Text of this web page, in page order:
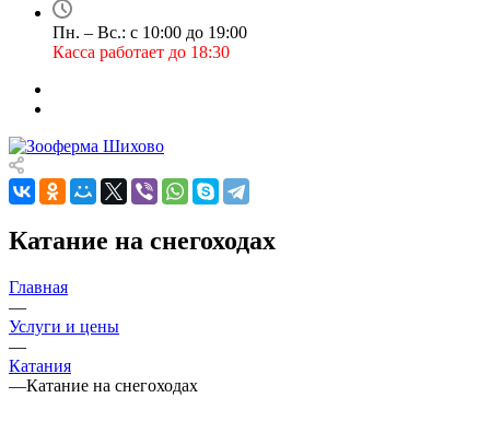
Пн. – Вс.: с 10:00 до 19:00
Касса работает до 18:30
Катание на снегоходах
Главная
—
Услуги и цены
—
Катания
—Катание на снегоходах